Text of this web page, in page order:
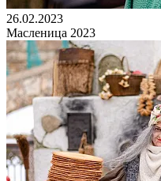
26.02.2023
Масленица 2023